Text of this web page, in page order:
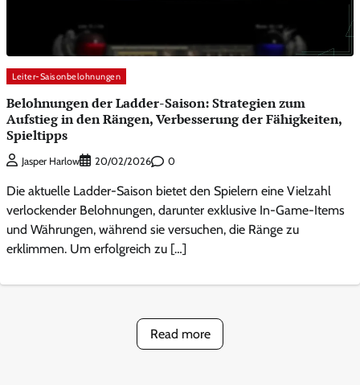
Leiter-Saisonbelohnungen
Belohnungen der Ladder-Saison: Strategien zum
Aufstieg in den Rängen, Verbesserung der Fähigkeiten,
Spieltipps
Jasper Harlow 20/02/2026 0
Die aktuelle Ladder-Saison bietet den Spielern eine Vielzahl
verlockender Belohnungen, darunter exklusive In-Game-Items
und Währungen, während sie versuchen, die Ränge zu
erklimmen. Um erfolgreich zu […]
Read more